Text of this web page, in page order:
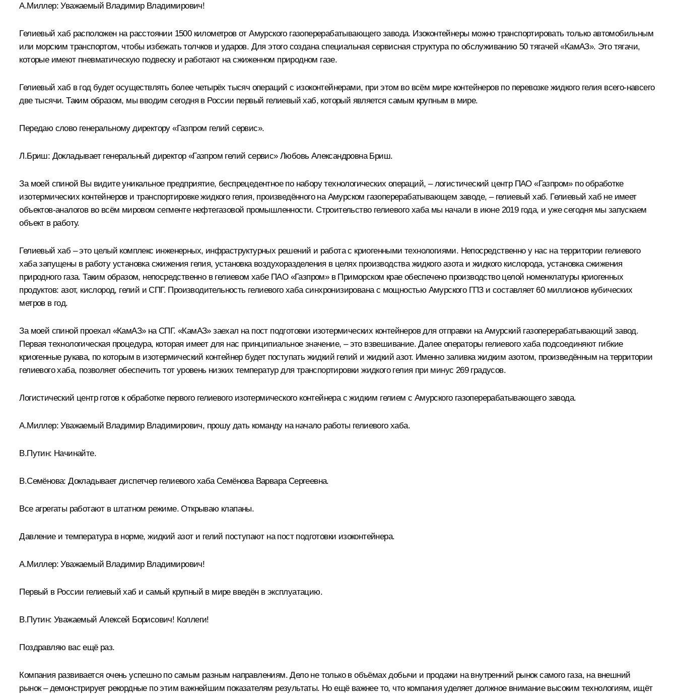
А.Миллер: Уважаемый Владимир Владимирович!
Гелиевый хаб расположен на расстоянии 1500 километров от Амурского газоперерабатывающего завода. Изоконтейнеры можно транспортировать только автомобильным
или морским транспортом, чтобы избежать толчков и ударов. Для этого создана специальная сервисная структура по обслуживанию 50 тягачей «КамАЗ». Это тягачи,
которые имеют пневматическую подвеску и работают на сжиженном природном газе.
Гелиевый хаб в год будет осуществлять более четырёх тысяч операций с изоконтейнерами, при этом во всём мире контейнеров по перевозке жидкого гелия всего-навсего
две тысячи. Таким образом, мы вводим сегодня в России первый гелиевый хаб, который является самым крупным в мире.
Передаю слово генеральному директору «Газпром гелий сервис».
Л.Бриш: Докладывает генеральный директор «Газпром гелий сервис» Любовь Александровна Бриш.
За моей спиной Вы видите уникальное предприятие, беспрецедентное по набору технологических операций, – логистический центр ПАО «Газпром» по обработке
изотермических контейнеров и транспортировке жидкого гелия, произведённого на Амурском газоперерабатывающем заводе, – гелиевый хаб. Гелиевый хаб не имеет
объектов-аналогов во всём мировом сегменте нефтегазовой промышленности. Строительство гелиевого хаба мы начали в июне 2019 года, и уже сегодня мы запускаем
объект в работу.
Гелиевый хаб – это целый комплекс инженерных, инфраструктурных решений и работа с криогенными технологиями. Непосредственно у нас на территории гелиевого
хаба запущены в работу установка сжижения гелия, установка воздухоразделения в целях производства жидкого азота и жидкого кислорода, установка сжижения
природного газа. Таким образом, непосредственно в гелиевом хабе ПАО «Газпром» в Приморском крае обеспечено производство целой номенклатуры криогенных
продуктов: азот, кислород, гелий и СПГ. Производительность гелиевого хаба синхронизирована с мощностью Амурского ГПЗ и составляет 60 миллионов кубических
метров в год.
За моей спиной проехал «КамАЗ» на СПГ. «КамАЗ» заехал на пост подготовки изотермических контейнеров для отправки на Амурский газоперерабатывающий завод.
Первая технологическая процедура, которая имеет для нас принципиальное значение, – это взвешивание. Далее операторы гелиевого хаба подсоединяют гибкие
криогенные рукава, по которым в изотермический контейнер будет поступать жидкий гелий и жидкий азот. Именно заливка жидким азотом, произведённым на территории
гелиевого хаба, позволяет обеспечить тот уровень низких температур для транспортировки жидкого гелия при минус 269 градусов.
Логистический центр готов к обработке первого гелиевого изотермического контейнера с жидким гелием с Амурского газоперерабатывающего завода.
А.Миллер: Уважаемый Владимир Владимирович, прошу дать команду на начало работы гелиевого хаба.
В.Путин: Начинайте.
В.Семёнова: Докладывает диспетчер гелиевого хаба Семёнова Варвара Сергеевна.
Все агрегаты работают в штатном режиме. Открываю клапаны.
Давление и температура в норме, жидкий азот и гелий поступают на пост подготовки изоконтейнера.
А.Миллер: Уважаемый Владимир Владимирович!
Первый в России гелиевый хаб и самый крупный в мире введён в эксплуатацию.
В.Путин: Уважаемый Алексей Борисович! Коллеги!
Поздравляю вас ещё раз.
Компания развивается очень успешно по самым разным направлениям. Дело не только в объёмах добычи и продажи на внутренний рынок самого газа, на внешний
рынок – демонстрирует рекордные по этим важнейшим показателям результаты. Но ещё важнее то, что компания уделяет должное внимание высоким технологиям, ищёт